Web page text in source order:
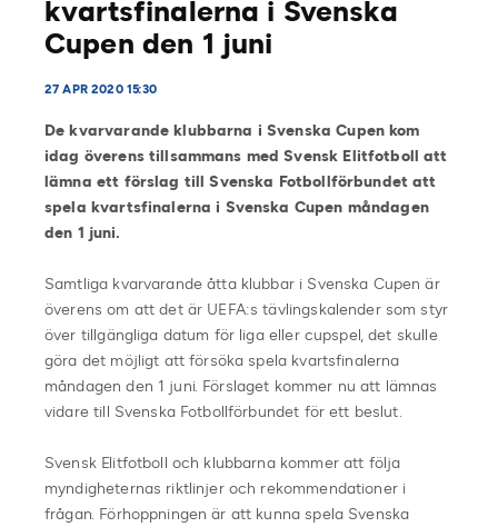
kvartsfinalerna i Svenska
Cupen den 1 juni
27 APR 2020 15:30
De kvarvarande klubbarna i Svenska Cupen kom
idag överens tillsammans med Svensk Elitfotboll att
lämna ett förslag till Svenska Fotbollförbundet att
spela kvartsfinalerna i Svenska Cupen måndagen
den 1 juni.
Samtliga kvarvarande åtta klubbar i Svenska Cupen är
överens om att det är UEFA:s tävlingskalender som styr
över tillgängliga datum för liga eller cupspel, det skulle
göra det möjligt att försöka spela kvartsfinalerna
måndagen den 1 juni. Förslaget kommer nu att lämnas
vidare till Svenska Fotbollförbundet för ett beslut.
Svensk Elitfotboll och klubbarna kommer att följa
myndigheternas riktlinjer och rekommendationer i
frågan. Förhoppningen är att kunna spela Svenska